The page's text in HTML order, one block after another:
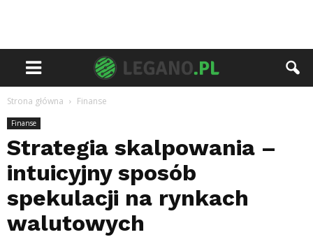
Strona główna Finanse
Finanse
Strategia skalpowania –
intuicyjny sposób
spekulacji na rynkach
walutowych